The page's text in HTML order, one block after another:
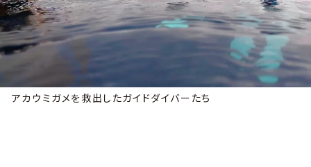
アカウミガメを救出したガイドダイバーたち